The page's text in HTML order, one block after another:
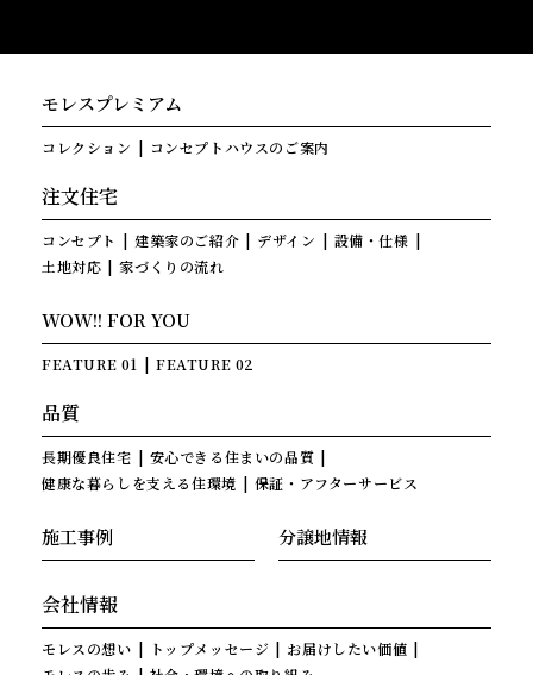
モレスプレミアム
コレクション コンセプトハウスのご案内
注文住宅
コンセプト 建築家のご紹介 デザイン
設備・仕様
土地対応
家づくりの流れ
WOW!! FOR YOU
FEATURE 01 FEATURE 02
品質
長期優良住宅
安心できる住まいの品質
健康な暮らしを支える住環境
保証・アフターサービス
施工事例 分譲地情報
会社情報
モレスの想い トップメッセージ
お届けしたい価値